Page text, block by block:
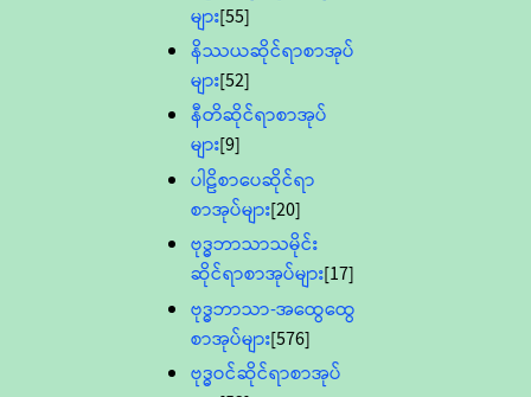
များ[55]
နိဿယဆိုင်ရာစာအုပ်
များ[52]
နီတိဆိုင်ရာစာအုပ်
များ[9]
ပါဠိစာပေဆိုင်ရာ
စာအုပ်များ[20]
ဗုဒ္ဓဘာသာသမိုင်း
ဆိုင်ရာစာအုပ်များ[17]
ဗုဒ္ဓဘာသာ-အထွေထွေ
စာအုပ်များ[576]
ဗုဒ္ဓဝင်ဆိုင်ရာစာအုပ်